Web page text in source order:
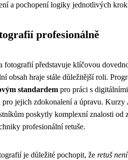
a pochopení logiky jednotlivých
profesionálně
fotografií představuje klíčovou
obsah hraje stále důležitější roli.
standardem pro práci s
pro jejich zdokonalení a úpravu. Kurzy
poskytly komplexní znalosti od
profesionální retuše.
je důležité pochopit, že retuš